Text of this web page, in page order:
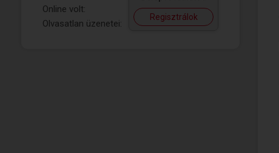
Online volt:
Olvasatlan üzenetei:
Regisztrálok